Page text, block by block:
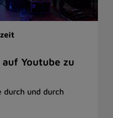
Youtube zu
durch und durch